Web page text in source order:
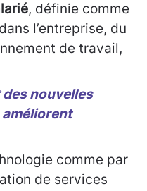
, définie comme
l’entreprise, du
de travail,
des nouvelles
améliorent
comme par
de services